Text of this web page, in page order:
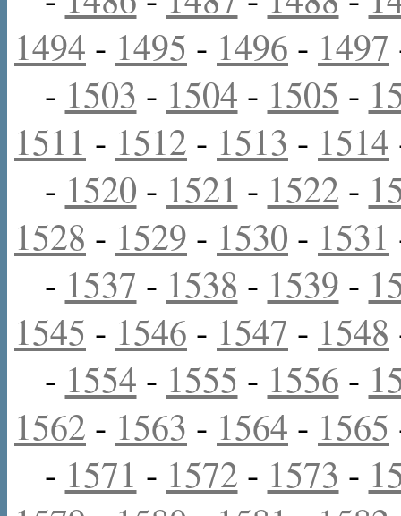
1494 - 1495 - 1496 - 1497
- 1503 - 1504 - 1505 -
1511 - 1512 - 1513 - 1514
- 1520 - 1521 - 1522 -
1528 - 1529 - 1530 - 1531
- 1537 - 1538 - 1539 -
1545 - 1546 - 1547 - 1548
- 1554 - 1555 - 1556 -
1562 - 1563 - 1564 - 1565
- 1571 - 1572 - 1573 -